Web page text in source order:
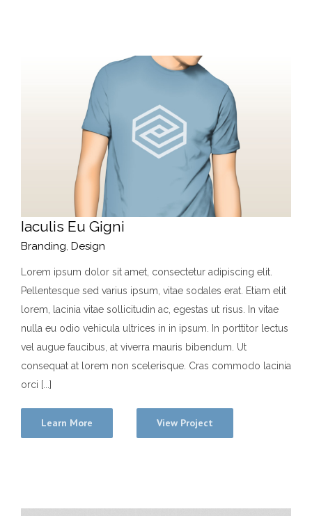
Iaculis Eu Gigni
Branding, Design
Lorem ipsum dolor sit amet, consectetur adipiscing elit.
Pellentesque sed varius ipsum, vitae sodales erat. Etiam elit
lorem, lacinia vitae sollicitudin ac, egestas ut risus. In vitae
nulla eu odio vehicula ultrices in in ipsum. In porttitor lectus
vel augue faucibus, at viverra mauris bibendum. Ut
consequat at lorem non scelerisque. Cras commodo lacinia
orci [...]
Learn More View Project